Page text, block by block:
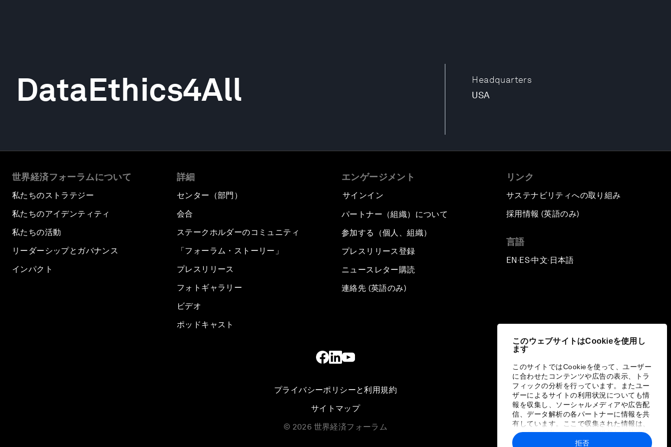
このウェブサイトはCookieを使用し
ます
このサイトではCookieを使って、ユーザー
に合わせたコンテンツや広告の表示、トラ
フィックの分析を行っています。またユー
ザーによるサイトの利用状況についても情
報を収集し、ソーシャルメディアや広告配
信、データ解析の各パートナーに情報を共
有しています。ここで収集された情報は、
ユーザーが各パートナーに提供した他の情
報や各パートナーのサービスを使用した際
拒否
Headquarters
USA
DataEthics4All
世界経済フォーラムについて
私たちのストラテジー
私たちのアイデンティティ
私たちの活動
リーダーシップとガバナンス
インパクト
詳細
センター（部門）
会合
ステークホルダーのコミュニティ
「フォーラム・ストーリー」
プレスリリース
フォトギャラリー
ビデオ
ポッドキャスト
エンゲージメント
サインイン
パートナー（組織）について
参加する（個人、組織）
プレスリリース登録
ニュースレター購読
連絡先 (英語のみ)
リンク
サステナビリティへの取り組み
採用情報 (英語のみ)
言語
EN ▪ES▪中文▪ 日本語
プライバシーポリシーと利用規約
サイトマップ
© 2026 世界経済フォーラム